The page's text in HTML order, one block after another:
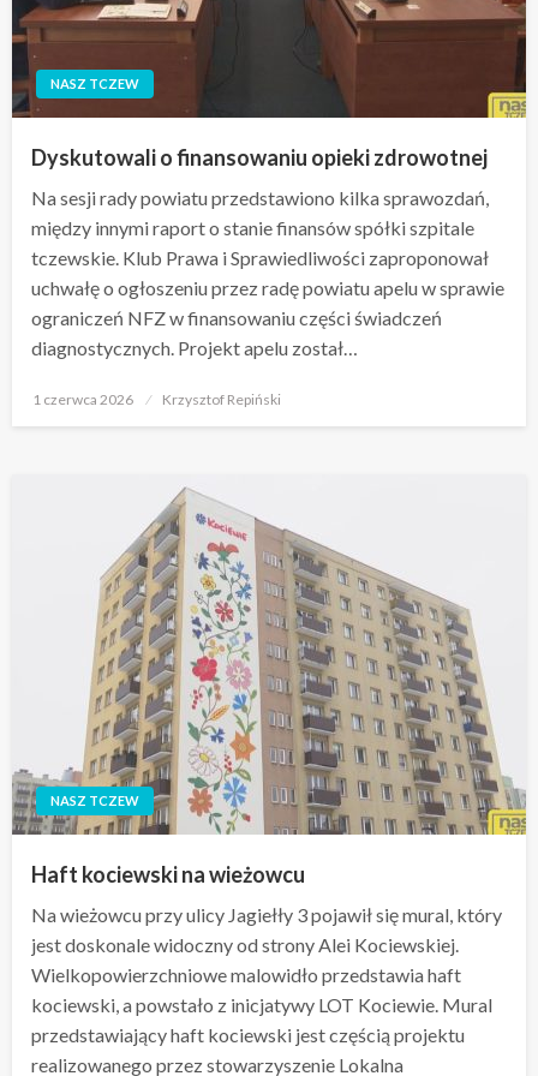
NASZ TCZEW
Dyskutowali o finansowaniu opieki zdrowotnej
Na sesji rady powiatu przedstawiono kilka sprawozdań,
między innymi raport o stanie finansów spółki szpitale
tczewskie. Klub Prawa i Sprawiedliwości zaproponował
uchwałę o ogłoszeniu przez radę powiatu apelu w sprawie
ograniczeń NFZ w finansowaniu części świadczeń
diagnostycznych. Projekt apelu został…
Opublikowane
1 czerwca 2026 Krzysztof Repiński
NASZ TCZEW
Haft kociewski na wieżowcu
Na wieżowcu przy ulicy Jagiełły 3 pojawił się mural, który
jest doskonale widoczny od strony Alei Kociewskiej.
Wielkopowierzchniowe malowidło przedstawia haft
kociewski, a powstało z inicjatywy LOT Kociewie. Mural
przedstawiający haft kociewski jest częścią projektu
realizowanego przez stowarzyszenie Lokalna